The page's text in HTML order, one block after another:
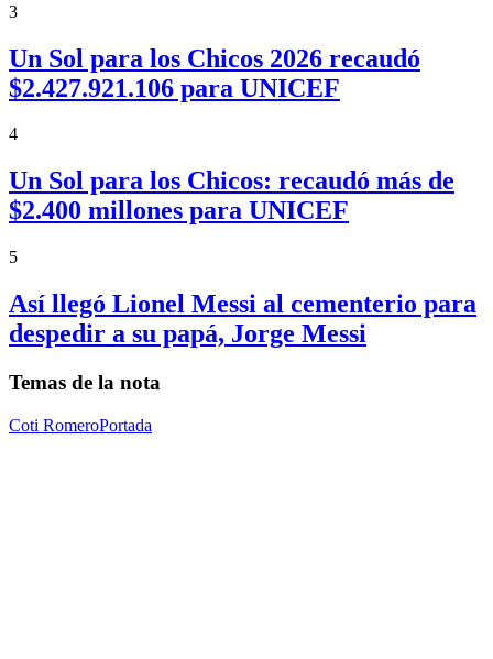
3
Un Sol para los Chicos 2026 recaudó
$2.427.921.106 para UNICEF
4
Un Sol para los Chicos: recaudó más de
$2.400 millones para UNICEF
5
Así llegó Lionel Messi al cementerio para
despedir a su papá, Jorge Messi
Temas de la nota
Coti RomeroPortada